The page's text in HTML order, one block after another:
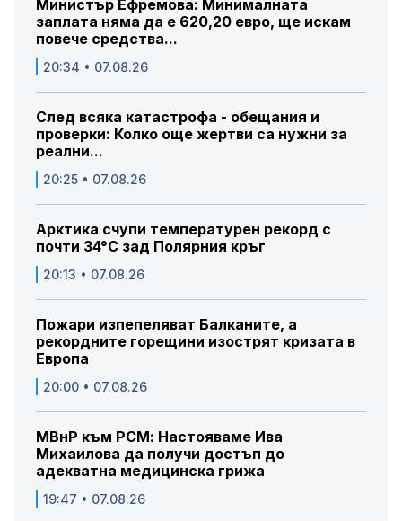
Министър Ефремова: Минималната
заплата няма да е 620,20 евро, ще искам
повече средства...
20:34 • 07.08.26
След всяка катастрофа - обещания и
проверки: Колко още жертви са нужни за
реални...
20:25 • 07.08.26
Арктика счупи температурен рекорд с
почти 34°C зад Полярния кръг
20:13 • 07.08.26
Пожари изпепеляват Балканите, а
рекордните горещини изострят кризата в
Европа
20:00 • 07.08.26
МВнР към РСМ: Настояваме Ива
Михаилова да получи достъп до
адекватна медицинска грижа
19:47 • 07.08.26